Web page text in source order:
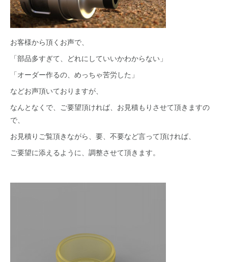
お客様から頂くお声で、
「部品多すぎて、どれにしていいかわからない」
「オーダー作るの、めっちゃ苦労した」
などお声頂いておりますが、
なんとなくで、ご要望頂ければ、お見積もりさせて頂きますの
で、
お見積りご覧頂きながら、要、不要など言って頂ければ、
ご要望に添えるように、調整させて頂きます。